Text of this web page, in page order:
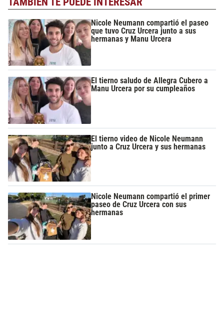
Nicole Neumann compartió el paseo
que tuvo Cruz Urcera junto a sus
hermanas y Manu Urcera
El tierno saludo de Allegra Cubero a
Manu Urcera por su cumpleaños
El tierno video de Nicole Neumann
junto a Cruz Urcera y sus hermanas
Nicole Neumann compartió el primer
paseo de Cruz Urcera con sus
hermanas